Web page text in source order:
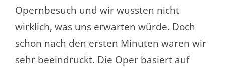
Opernbesuch und wir wussten nicht
wirklich, was uns erwarten würde. Doch
schon nach den ersten Minuten waren wir
sehr beeindruckt. Die Oper basiert auf